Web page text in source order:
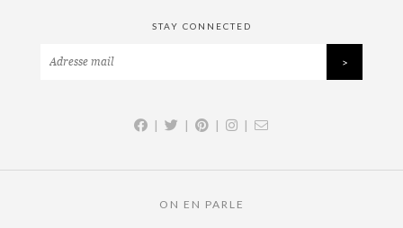
STAY CONNECTED
| | | |
ON EN PARLE